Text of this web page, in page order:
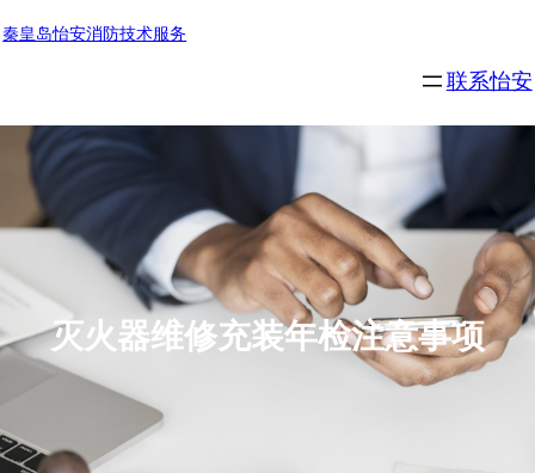
秦皇岛怡安消防技术服务
联系怡安
灭火器维修充装年检注意事项